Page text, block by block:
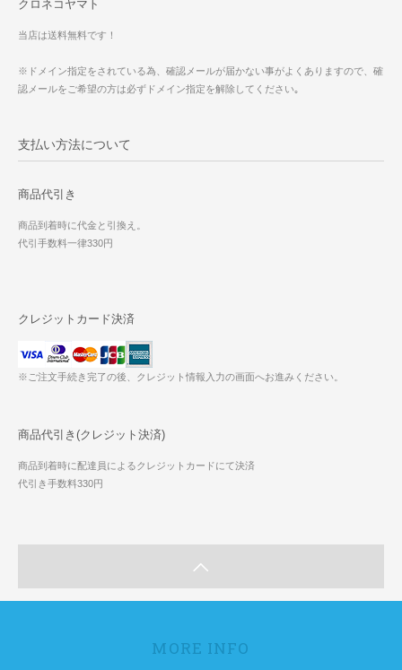
クロネコヤマト
当店は送料無料です！
※ドメイン指定をされている為、確認メールが届かない事がよくありますので、確
認メールをご希望の方は必ずドメイン指定を解除してください｡
支払い方法について
商品代引き
商品到着時に代金と引換え。
代引手数料一律330円
クレジットカード決済
※ご注文手続き完了の後、クレジット情報入力の画面へお進みください。
商品代引き(クレジット決済)
商品到着時に配達員によるクレジットカードにて決済
代引き手数料330円
MORE INFO